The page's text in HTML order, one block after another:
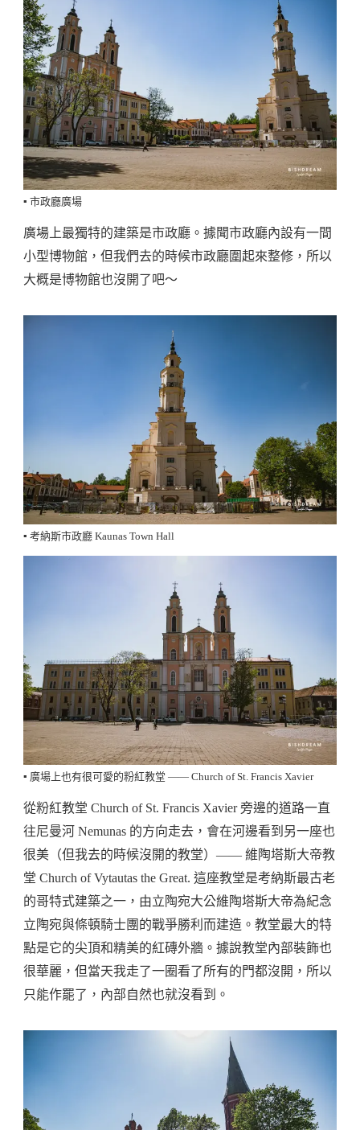
▪️ 市政廳廣場
廣場上最獨特的建築是市政廳。據聞市政廳內設有一間
小型博物館，但我們去的時候市政廳圍起來整修，所以
大概是博物館也沒開了吧～
▪️ 考納斯市政廳 Kaunas Town Hall
▪️ 廣場上也有很可愛的粉紅教堂 —— Church of St. Francis Xavier
從粉紅教堂 Church of St. Francis Xavier 旁邊的道路一直
往尼曼河 Nemunas 的方向走去，會在河邊看到另一座也
很美（但我去的時候沒開的教堂）—— 維陶塔斯大帝教
堂 Church of Vytautas the Great. 這座教堂是考納斯最古老
的哥特式建築之一，由立陶宛大公維陶塔斯大帝為紀念
立陶宛與條頓騎士團的戰爭勝利而建造。教堂最大的特
點是它的尖頂和精美的紅磚外牆。據說教堂內部裝飾也
很華麗，但當天我走了一圈看了所有的門都沒開，所以
只能作罷了，內部自然也就沒看到。